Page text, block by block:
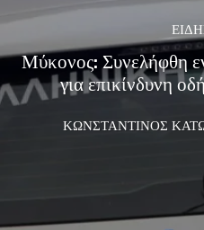
Μύκονος: Συνελήφθη
για επικίνδυνη
ΚΩΝΣΤΑΝΤΙΝΟΣ